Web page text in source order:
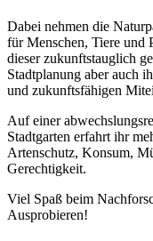
Dabei nehmen die
für Menschen, Tiere und
dieser zukunftstauglich
Stadtplanung aber auch
und zukunftsfähigen
Auf einer
Stadtgarten erfahrt ihr
Artenschutz, Konsum,
Gerechtigkeit.
Viel Spaß beim
Ausprobieren!